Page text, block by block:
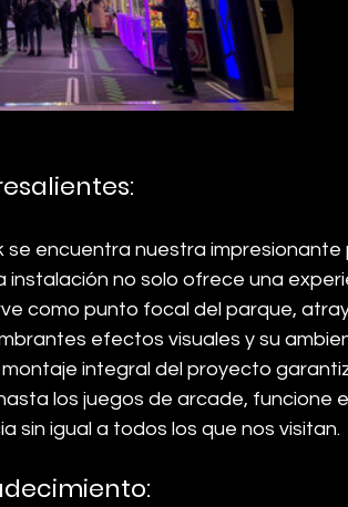
se encuentra nuestra impresionante
instalación no solo ofrece una
como punto focal del parque,
efectos visuales y su
integral del proyecto
los juegos de arcade, funcione
sin igual a todos los que nos visitan.